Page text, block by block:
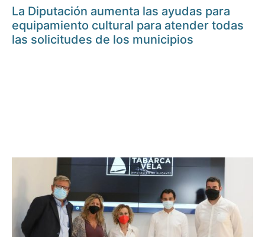
La Diputación aumenta las ayudas para
equipamiento cultural para atender todas
las solicitudes de los municipios